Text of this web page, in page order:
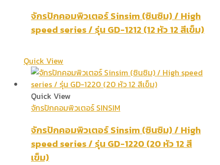
จักรปักคอมพิวเตอร์ Sinsim (ซินซิม) / High
speed series / รุ่น GD-1212 (12 หัว 12 สีเข็ม)
Quick View
Quick View
จักรปักคอมพิวเตอร์ SINSIM
จักรปักคอมพิวเตอร์ Sinsim (ซินซิม) / High
speed series / รุ่น GD-1220 (20 หัว 12 สี
เข็ม)